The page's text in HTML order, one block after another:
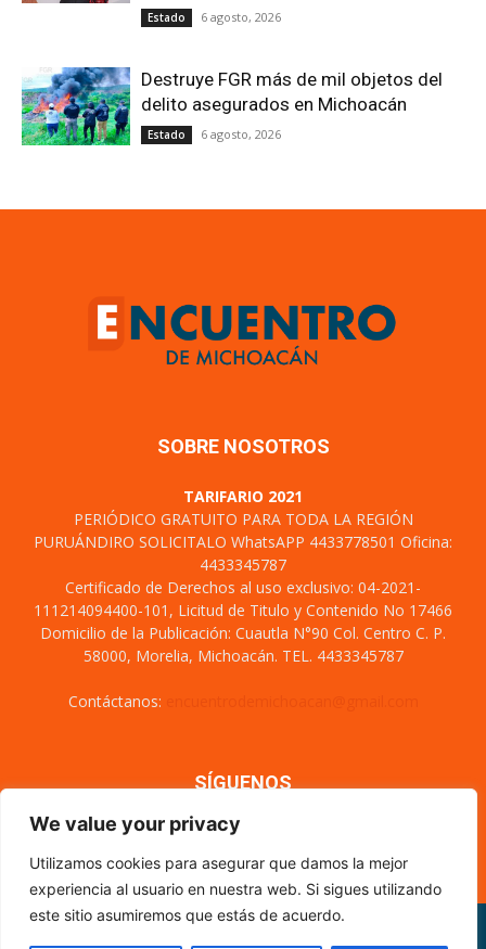
We value your privacy
Utilizamos cookies para asegurar que damos la mejor
experiencia al usuario en nuestra web. Si sigues utilizando
este sitio asumiremos que estás de acuerdo.
Estado 6 agosto, 2026
Destruye FGR más de mil objetos del
delito asegurados en Michoacán
Estado 6 agosto, 2026
SOBRE NOSOTROS
TARIFARIO 2021
PERIÓDICO GRATUITO PARA TODA LA REGIÓN
PURUÁNDIRO SOLICITALO WhatsAPP 4433778501 Oficina:
4433345787
Certificado de Derechos al uso exclusivo: 04-2021-
111214094400-101, Licitud de Titulo y Contenido No 17466
Domicilio de la Publicación: Cuautla N°90 Col. Centro C. P.
58000, Morelia, Michoacán. TEL. 4433345787
Contáctanos:
SÍGUENOS
Nosotros